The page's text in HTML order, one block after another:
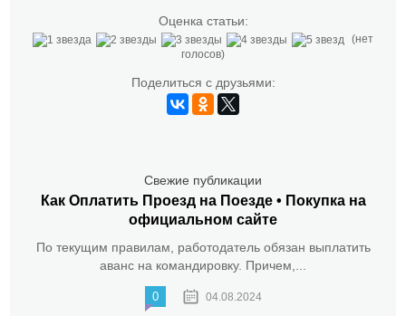
Оценка статьи:
(нет
голосов)
Поделиться с друзьями:
Свежие публикации
Как Оплатить Проезд на Поезде • Покупка на
официальном сайте
По текущим правилам, работодатель обязан выплатить
аванс на командировку. Причем,...
0 04.08.2024